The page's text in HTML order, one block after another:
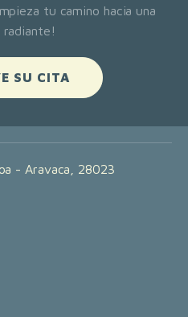
tu camino hacia una
radiante!
SU CITA
- Aravaca, 28023